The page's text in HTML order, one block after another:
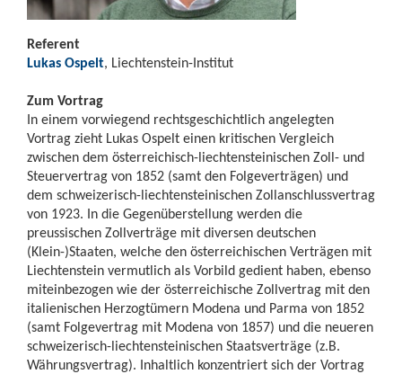
Referent
Lukas Ospelt, Liechtenstein-Institut
Zum Vortrag
In einem vorwiegend rechtsgeschichtlich angelegten
Vortrag zieht Lukas Ospelt einen kritischen Vergleich
zwischen dem österreichisch-liechtensteinischen Zoll- und
Steuervertrag von 1852 (samt den Folgeverträgen) und
dem schweizerisch-liechtensteinischen Zollanschlussvertrag
von 1923. In die Gegenüberstellung werden die
preussischen Zollverträge mit diversen deutschen
(Klein-)Staaten, welche den österreichischen Verträgen mit
Liechtenstein vermutlich als Vorbild gedient haben, ebenso
miteinbezogen wie der österreichische Zollvertrag mit den
italienischen Herzogtümern Modena und Parma von 1852
(samt Folgevertrag mit Modena von 1857) und die neueren
schweizerisch-liechtensteinischen Staatsverträge (z.B.
Währungsvertrag). Inhaltlich konzentriert sich der Vortrag